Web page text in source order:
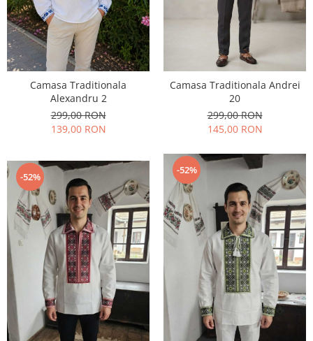
Camasa Traditionala
Alexandru 2
299,00 RON
139,00 RON
Camasa Traditionala Andrei
20
299,00 RON
145,00 RON
-52%
-52%